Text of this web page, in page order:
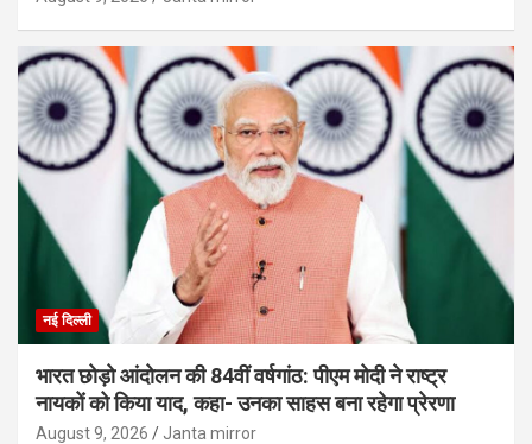
नई दिल्ली
भारत छोड़ो आंदोलन की 84वीं वर्षगांठ: पीएम मोदी ने राष्ट्र
नायकों को किया याद, कहा- उनका साहस बना रहेगा प्रेरणा
August 9, 2026 Janta mirror